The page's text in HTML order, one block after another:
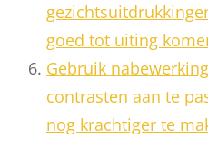
goed tot uiting
Gebruik
contrasten aan te
nog krachtiger te